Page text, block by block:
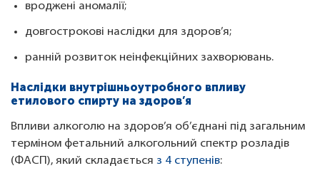
вроджені аномалії;
довгострокові наслідки для здоров’я;
ранній розвиток неінфекційних захворювань.
Наслідки внутрішньоутробного впливу
етилового спирту на здоров’я
Впливи алкоголю на здоров’я об’єднані під загальним
терміном фетальний алкогольний спектр розладів
(ФАСП), який складається з 4 ступенів: